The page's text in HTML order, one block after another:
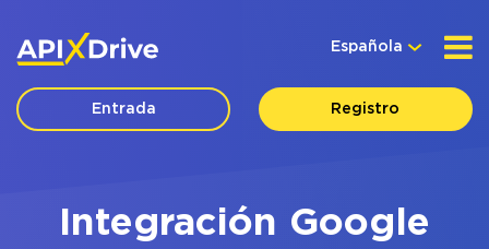
Española
Entrada Registro
Integración Google